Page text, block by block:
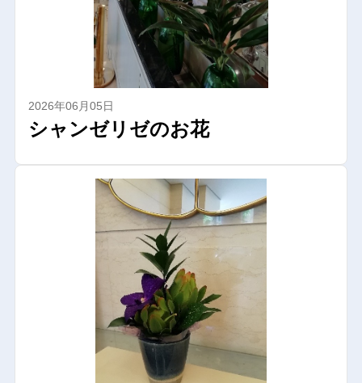
2026年06月05日
シャンゼリゼのお花